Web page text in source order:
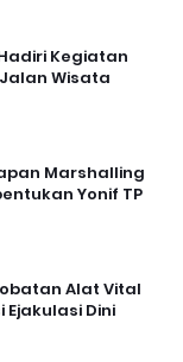
Kegiatan
Wisata
Marshalling
Yonif TP
Alat Vital
Ejakulasi Dini